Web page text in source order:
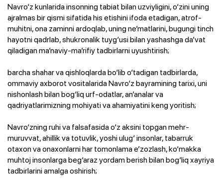
Navro‘z kunlarida insonning tabiat bilan uzviyligini, o‘zini uning
ajralmas bir qismi sifatida his etishini ifoda etadigan, atrof-
muhitni, ona zaminni ardoqlab, uning ne’matlarini, bugungi tinch
hayotni qadrlab, shukronalik tuyg‘usi bilan yashashga da’vat
qiladigan ma’naviy-ma’rifiy tadbirlarni uyushtirish;
barcha shahar va qishloqlarda bo‘lib o‘tadigan tadbirlarda,
ommaviy axborot vositalarida Navro‘z bayramining tarixi, uni
nishonlash bilan bog‘liq urf-odatlar, an’analar va
qadriyatlarimizning mohiyati va ahamiyatini keng yoritish;
Navro‘zning ruhi va falsafasida o‘z aksini topgan mehr-
muruvvat, ahillik va totuvlik, yoshi ulug‘ insonlar, tabarruk
otaxon va onaxonlarni har tomonlama e’zozlash, ko‘makka
muhtoj insonlarga beg‘araz yordam berish bilan bog‘liq xayriya
tadbirlarini amalga oshirish;